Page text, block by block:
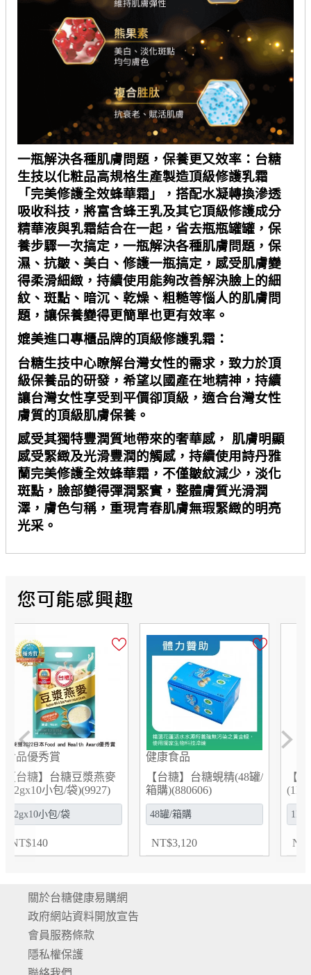
一瓶解決各種肌膚問題，保養更又效率：台糖
生技以化粧品高規格生產製造頂級修護乳霜
「完美修護全效蜂華霜」，搭配水凝轉換滲透
吸收科技，將富含蜂王乳及其它頂級修護成分
精華液與乳霜結合在一起，省去瓶瓶罐罐，保
養步驟一次搞定，一瓶解決各種肌膚問題，保
濕、抗皺、美白、修護一瓶搞定，感受肌膚變
得柔滑細緻，持續使用能夠改善解決臉上的細
紋、斑點、暗沉、乾燥、粗糙等惱人的肌膚問
題，讓保養變得更簡單也更有效率。
媲美進口專櫃品牌的頂級修護乳霜：
台糖生技中心瞭解台灣女性的需求，致力於頂
級保養品的研發，希望以國產在地精神，持續
讓台灣女性享受到平價卻頂級，適合台灣女性
膚質的頂級肌膚保養。
感受其獨特豐潤質地帶來的奢華感， 肌膚明顯
感受緊緻及光滑豐潤的觸感，持續使用詩丹雅
蘭完美修護全效蜂華霜，不僅皺紋減少，淡化
斑點，臉部變得彈潤緊實，整體膚質光滑潤
澤，膚色勻稱，重現青春肌膚無瑕緊緻的明亮
光采。
健康食品
【台糖】台糖蜆精(48罐/
箱購)(880606)
NT$
【台糖】台糖沙拉油
(1L/瓶)(7045)
NT$72
Previous Next
關於台糖健康易購網
政府網站資料開放宣告
會員服務條款
隱私權保護